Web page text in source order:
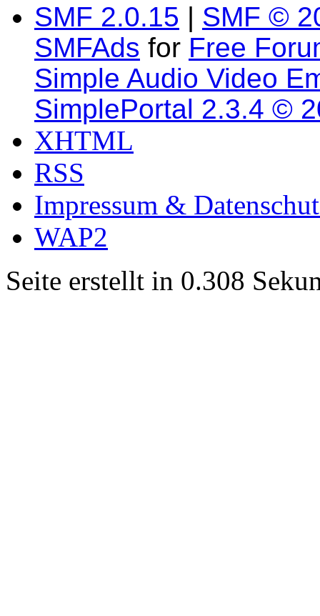
SMF 2.0.15 | SMF ©
SMFAds for Free
Simple Audio Video
SimplePortal 2.3.4 ©
XHTML
RSS
Impressum &
WAP2
Seite erstellt in 0.308